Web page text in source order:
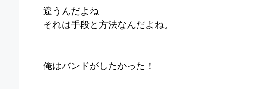
違うんだよね
それは手段と方法なんだよね。
俺はバンドがしたかった！